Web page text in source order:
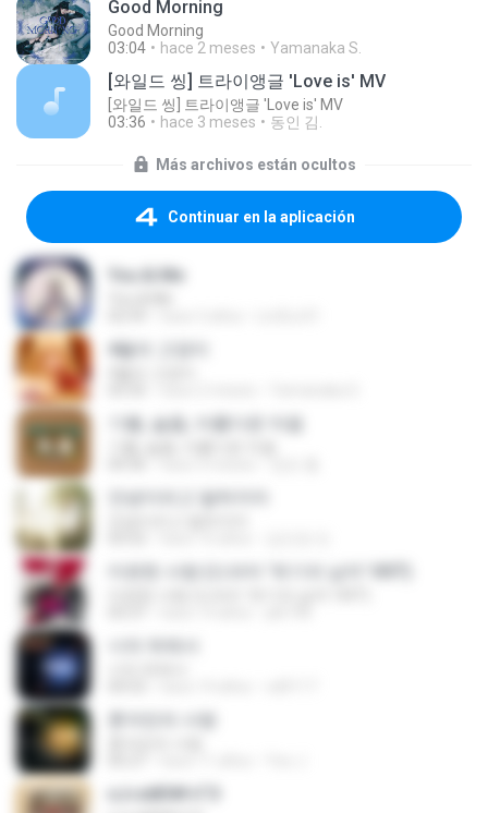
Good Morning
Good Morning
03:04
hace 2 meses Yamanaka S.
[와일드 씽] 트라이앵글 'Love is' MV
[와일드 씽] 트라이앵글 'Love is' MV
03:36
hace 3 meses 동인 김.
Más archivos están ocultos
Continuar en la aplicación
You & Me
4월의 고양이
기쁨, 슬픔, 아름다운 마음
єЈ»зёЮ№«ГЭ